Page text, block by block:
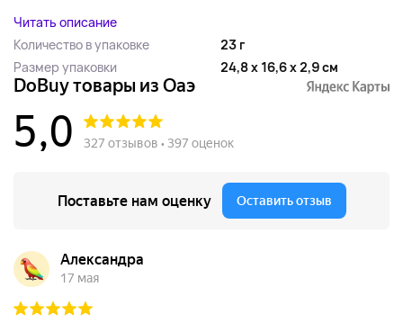
Читать описание
Количество в упаковке
23 г
Размер упаковки
24,8 x 16,6 x 2,9 см